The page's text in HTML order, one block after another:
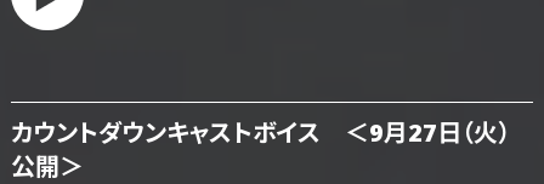
カウントダウンキャストボイス ＜9月27日（火）
公開＞